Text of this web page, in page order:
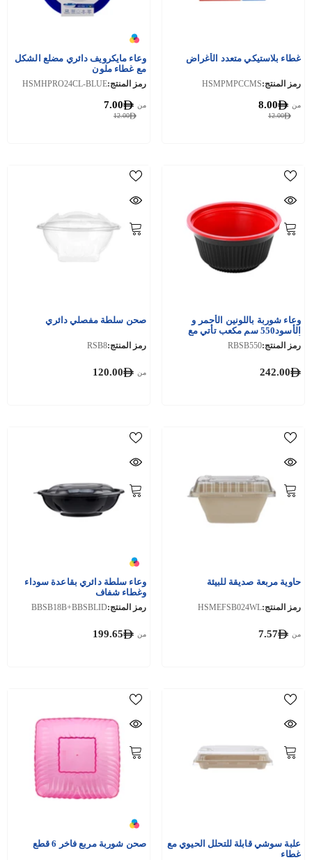
غطاء بلاستيكي متعدد الأغراض
رمز المنتج:HSMPMPCCMS
12.00
من 8.00
وعاء مايكرويف دائري مضلع الشكل
مع غطاء ملون
رمز المنتج:HSMHPRO24CL-BLUE
12.00
من 7.00
وعاء شوربة باللونين الأحمر و
الأسود550 سم مكعب تأتي مع
أغطية 200 قطعة
رمز المنتج:RBSB550
242.00
صحن سلطة مفصلي دائري
رمز المنتج:RSB8
من 120.00
حاوية مربعة صديقة للبيئة
رمز المنتج:HSMEFSB024WL
من 7.57
وعاء سلطة دائري بقاعدة سوداء
وغطاء شفاف
رمز المنتج:BBSB18B+BBSBLID
من 199.65
علبة سوشي قابلة للتحلل الحيوي مع
غطاء
صحن شوربة مربع فاخر 6 قطع